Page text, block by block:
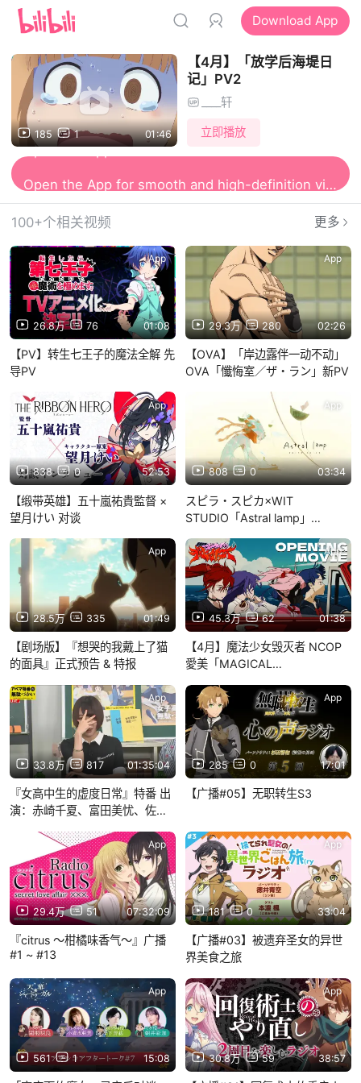
Download App
185 1 01:46
【4月】「放学后海堤日
记」PV2
____轩
立即播放
100+个相关视频 更多
26.8万 76 01:08
App
【PV】转生七王子的魔法全解 先
导PV
29.3万 280 02:26
App
【OVA】「岸边露伴一动不动」
OVA「懺悔室／ザ・ラン」新PV
838 0 52:53
App
【缎带英雄】五十嵐祐貴監督 ×
望月けい 对谈
808 0 03:34
App
スピラ・スピカ×WIT
STUDIO「Astral lamp」
Anniversary Song）
28.5万 335 01:49
App
【剧场版】『想哭的我戴上了猫
的面具』正式预告 & 特报
45.3万 62 01:38
App
【4月】魔法少女毁灭者 NCOP
愛美「MAGICAL
33.8万 817 01:35:04
App
『女高中生的虚度日常』特番 出
演：赤崎千夏、富田美忧、佐藤
285 0 17:01
App
【广播#05】无职转生S3
29.4万 51 07:32:09
App
『citrus ～柑橘味香气～』广播
#1 ~ #13
181 0 33:04
App
【广播#03】被遗弃圣女的异世
界美食之旅
561 1 15:08
App
30.8万 59 38:57
App